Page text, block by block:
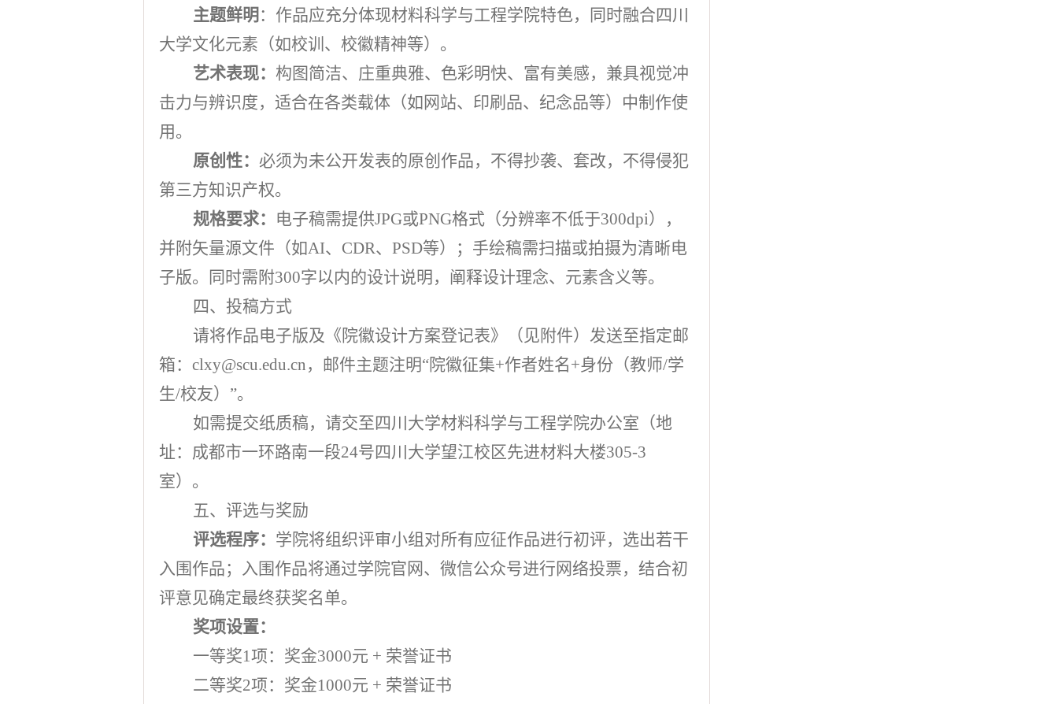
主题鲜明 ：作品应充分体现材料科学与工程学院特色，同时融合四川
大学文化元素（如校训、校徽精神等）。
艺术表现： 构图简洁、庄重典雅、色彩明快、富有美感，兼具视觉冲
击力与辨识度，适合在各类载体（如网站、印刷品、纪念品等）中制作使
用。
原创性： 必须为未公开发表的原创作品，不得抄袭、套改，不得侵犯
第三方知识产权。
规格要求： 电子稿需提供JPG或PNG格式（分辨率不低于300dpi），
并附矢量源文件（如AI、 CDR、 PSD等）；手绘稿需扫描或拍摄为清晰电
子版。同时需附300字以内的设计说明，阐释设计理念、元素含义等。
四、投稿方式
请将作品电子版及《院徽设计方案登记表》（见附件）发送至指定邮
箱： clxy@scu.edu.cn，邮件主题注明“院徽征集+作者姓名+身份（教师/学
生/校友）”。
如需提交纸质稿，请交至四川大学材料科学与工程学院办公室（地
址：成都市一环路南一段24号四川大学望江校区先进材料大楼305-3
室）。
五、评选与奖励
评选程序： 学院将组织评审小组对所有应征作品进行初评，选出若干
入围作品；入围作品将通过学院官网、微信公众号进行网络投票，结合初
评意见确定最终获奖名单。
奖项设置：
一等奖1项：奖金3000元 + 荣誉证书
二等奖2项：奖金1000元 + 荣誉证书